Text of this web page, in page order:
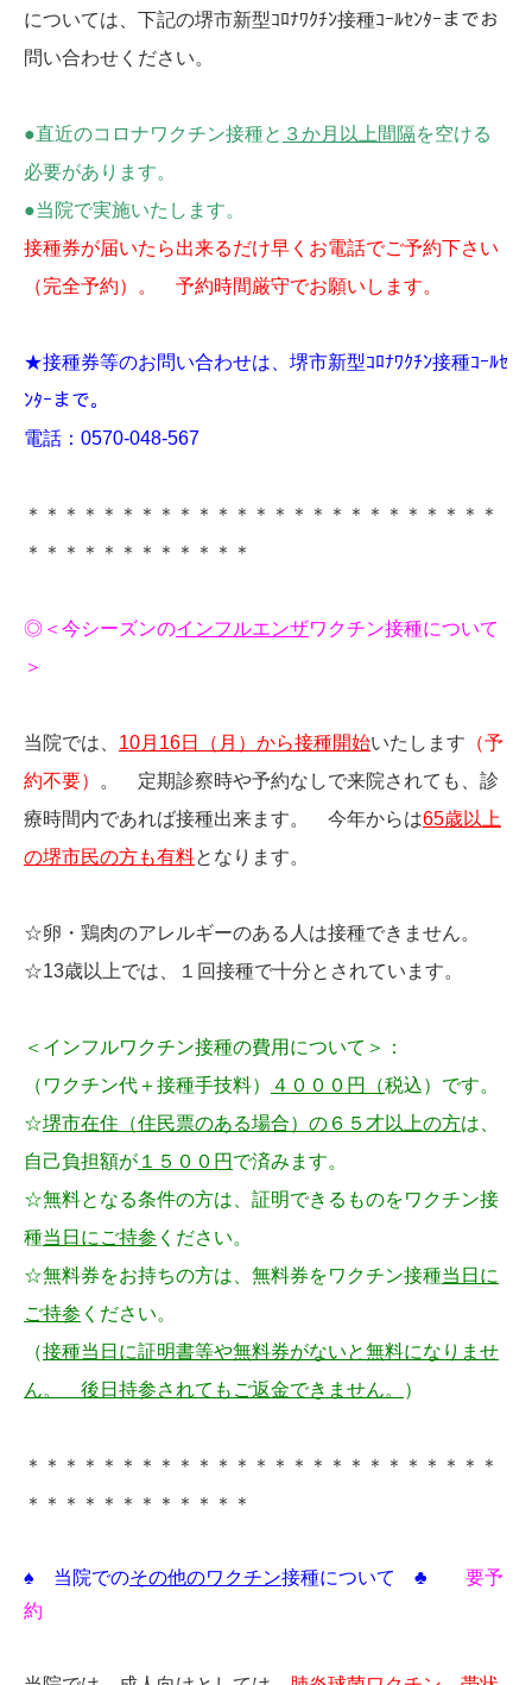
については、下記の堺市新型ｺﾛﾅﾜｸﾁﾝ接種ｺｰﾙｾﾝﾀｰまでお
問い合わせください。
●直近のコロナワクチン接種と ３か月以上間隔を空ける
必要があります。
●当院で実施いたします。
接種券が届いたら出来るだけ早くお電話でご予約下さい
（完全予約）。 予約時間厳守でお願いします。
★接種券等のお問い合わせは、堺市新型ｺﾛﾅﾜｸﾁﾝ接種ｺｰﾙｾ
ﾝﾀｰまで。
電話： 0570-048-567
＊＊＊＊＊＊＊＊＊＊＊＊＊＊＊＊＊＊＊＊＊＊＊＊＊
＊＊＊＊＊＊＊＊＊＊＊＊
◎ ＜今シーズンのインフルエンザワクチン接種について
＞
当院では、 10月16日（月） から接種開始いたします （予
約不要）
。 定期診察時や予約なしで来院されても、診
療時間内であれば接種出来ます。 今年からは65歳以上
の堺市民の方も有料となります。
☆卵・鶏肉のアレルギーのある人は接種できません。
☆13歳以上では、１回接種で十分とされています。
＜インフルワクチン接種の費用について＞：
（ワクチン代＋接種手技料）
４０００円 （税込）です。
☆堺市在住（住民票のある場合）の６５才以上の方は、
自己負担額が １５００円 で済みます。
☆無料となる条件の方は、証明できるものをワクチン接
種当日にご持参 ください。
☆無料券をお持ちの方は、無料券をワクチン接種当日に
ご持参 ください。
（接種当日に証明書等や無料券がないと無料になり ませ
ん。 後日持参されてもご返金できません。
）
＊＊＊＊＊＊＊＊＊＊＊＊＊＊＊＊＊＊＊＊＊＊＊＊＊
＊＊＊＊＊＊＊＊＊＊＊＊
♠ 当院でのその他のワクチン接種について ♣
要予
約